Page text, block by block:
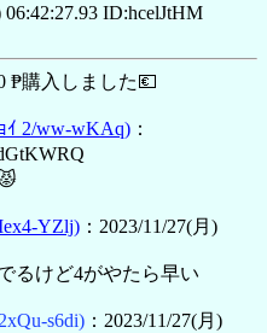
06:42:27.93 ID:hcelJtHM
₱購入しました💶
ｲ 2/ww-wKAq) ：
YZlj) ：2023/11/27(月)
るけど4がやたら早い
s6di) ：2023/11/27(月)